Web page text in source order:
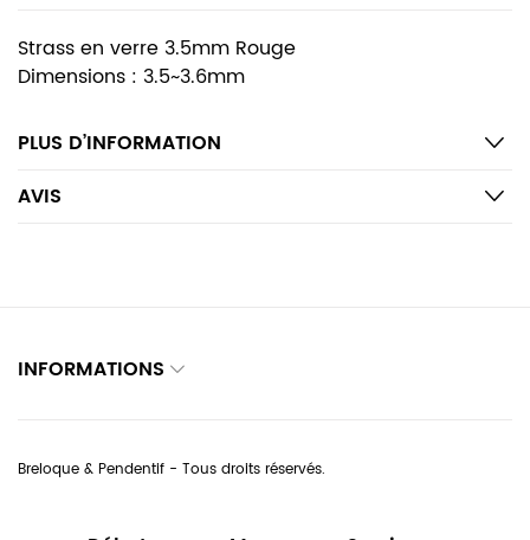
Strass en verre 3.5mm Rouge
Dimensions : 3.5~3.6mm
PLUS D’INFORMATION
AVIS
INFORMATIONS
Breloque & Pendentif - Tous droits réservés.